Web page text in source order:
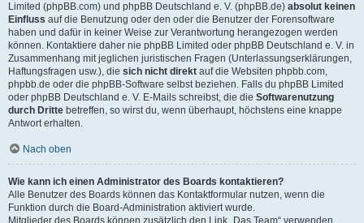
Limited (phpBB.com) und phpBB Deutschland e. V. (phpBB.de) absolut keinen
Einfluss auf die Benutzung oder den oder die Benutzer der Forensoftware
haben und dafür in keiner Weise zur Verantwortung herangezogen werden
können. Kontaktiere daher nie phpBB Limited oder phpBB Deutschland e. V. in
Zusammenhang mit jeglichen juristischen Fragen (Unterlassungserklärungen,
Haftungsfragen usw.), die sich nicht direkt auf die Websiten phpbb.com,
phpbb.de oder die phpBB-Software selbst beziehen. Falls du phpBB Limited
oder phpBB Deutschland e. V. E-Mails schreibst, die die Softwarenutzung
durch Dritte betreffen, so wirst du, wenn überhaupt, höchstens eine knappe
Antwort erhalten.
Nach oben
Wie kann ich einen Administrator des Boards kontaktieren?
Alle Benutzer des Boards können das Kontaktformular nutzen, wenn die
Funktion durch die Board-Administration aktiviert wurde.
Mitglieder des Boards können zusätzlich den Link „Das Team“ verwenden.